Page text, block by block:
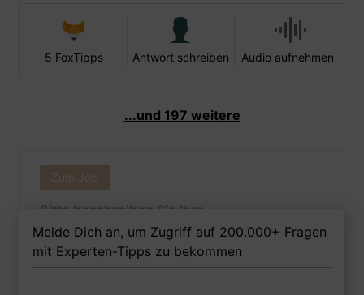
5 FoxTipps Antwort schreiben Audio aufnehmen
...und 197 weitere
Zum Job
Bitte beschreiben Sie Ihre
Praktikumserfahrung während des
Jurastudiums?
Melde Dich an, um Zugriff auf 200.000+ Fragen
mit Experten-Tipps zu bekommen